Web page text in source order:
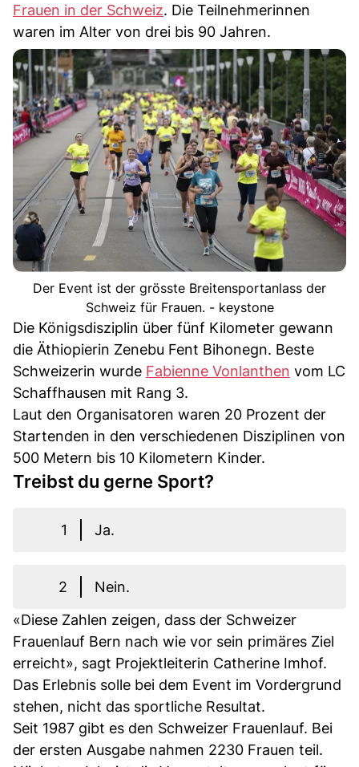
Frauen in der Schweiz. Die Teilnehmerinnen
waren im Alter von drei bis 90 Jahren.
Der Event ist der grösste Breitensportanlass der
Schweiz für Frauen. - keystone
Die Königsdisziplin über fünf Kilometer gewann
die Äthiopierin Zenebu Fent Bihonegn. Beste
Schweizerin wurde Fabienne Vonlanthen vom LC
Schaffhausen mit Rang 3.
Laut den Organisatoren waren 20 Prozent der
Startenden in den verschiedenen Disziplinen von
500 Metern bis 10 Kilometern Kinder.
Treibst du gerne Sport?
1 Ja.
2
Nein.
«Diese Zahlen zeigen, dass der Schweizer
Frauenlauf Bern nach wie vor sein primäres Ziel
erreicht», sagt Projektleiterin Catherine Imhof.
Das Erlebnis solle bei dem Event im Vordergrund
stehen, nicht das sportliche Resultat.
Seit 1987 gibt es den Schweizer Frauenlauf. Bei
der ersten Ausgabe nahmen 2230 Frauen teil.